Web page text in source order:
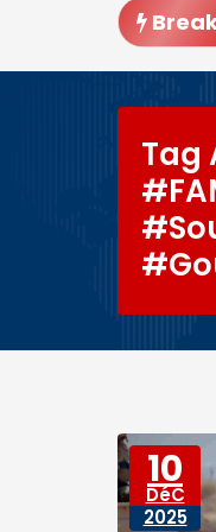
de Bamako : les
Tag
10
DéC
2025